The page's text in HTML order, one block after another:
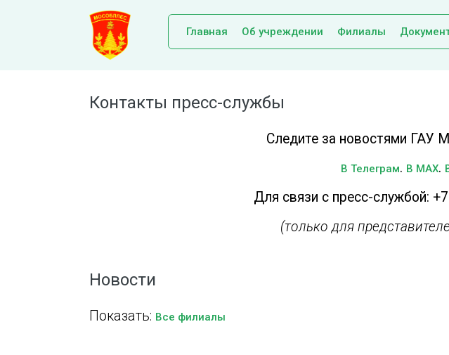
Главная Об учреждении Филиалы
Контакты пресс-службы
Следите за новостями ГАУ
В Телеграм. В MAX.
Для связи с пресс-службой:
(только для
Новости
Показать: Все филиалы